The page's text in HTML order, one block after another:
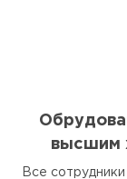
высшим
Все